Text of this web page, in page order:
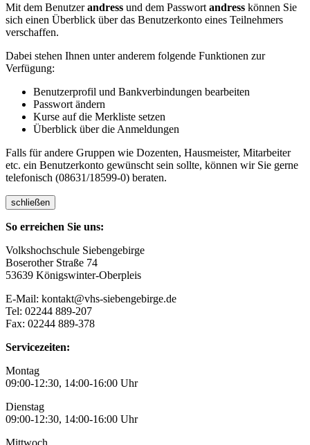
Mit dem Benutzerandress und dem Passwort andress können Sie
sich einen Überblick über das Benutzerkonto eines Teilnehmers
verschaffen.
Dabei stehen Ihnen unter anderem folgende Funktionen zur
Verfügung:
Benutzerprofil und Bankverbindungen bearbeiten
Passwort ändern
Kurse auf die Merkliste setzen
Überblick über die Anmeldungen
Falls für andere Gruppen wie Dozenten, Hausmeister, Mitarbeiter
etc. ein Benutzerkonto gewünscht sein sollte, können wir Sie gerne
telefonisch (08631/18599-0) beraten.
schließen
So erreichen Sie uns:
Volkshochschule Siebengebirge
Boserother Straße 74
53639 Königswinter-Oberpleis
E-Mail: kontakt@vhs-siebengebirge.de
Tel: 02244 889-207
Fax: 02244 889-378
Servicezeiten:
Montag
09:00-12:30, 14:00-16:00 Uhr
Dienstag
09:00-12:30, 14:00-16:00 Uhr
Mittwoch